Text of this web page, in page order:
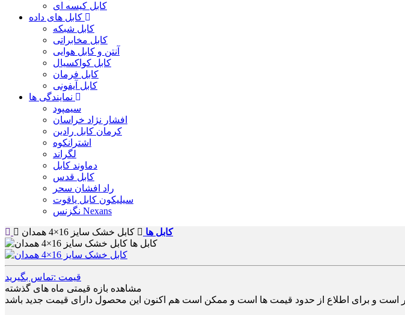
کابل کیسه ای
کابل شبکه
کابل مخابراتی
آنتن و کابل هوایی
کابل کواکسیال
کابل فرمان
کابل آیفونی
سیمپود
افشار نژاد خراسان
کرمان کابل رادین
اشترانکوه
لگراند
دماوند کابل
کابل قدس
راد افشان سحر
سیلیکون کابل یاقوت
نگزنس Nexans
کابل ها کابل خشک سایز 16×4 همدان
قیمت :تماس بگیرید
مشاهده بازه قیمتی ماه های گذشته